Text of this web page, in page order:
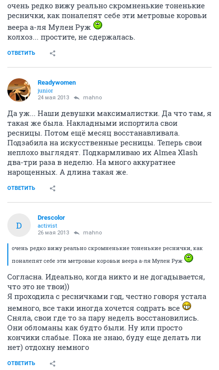
очень редко вижу реально скромненькие тоненькие
реснички, как поналепят себе эти метровые коровьи
веера а-ля Мулен Руж
колхоз... простите, не сдержалась.
ОТВЕТИТЬ
Readywomen
junior
24 мая 2013 mahno
Да уж... Наши девушки максималистки. Да что там, я
такая же была. Накладными испортила свои
ресницы. Потом ещё месяц восстанавливала.
Подзабила на искусственные ресницы. Теперь свои
неплохо выглядят. Подкармливаю их Almea Xlash
два-три раза в неделю. На много аккуратнее
нарощенных. А длина такая же.
ОТВЕТИТЬ
D
Drescolor
activist
26 мая 2013 mahno
очень редко вижу реально скромненькие тоненькие реснички, как
поналепят себе эти метровые коровьи веера а-ля Мулен Руж
Согласна. Идеально, когда никто и не догадывается,
что это не твои))
Я проходила с ресничками год, честно говоря устала
немного, все таки иногда хочется содрать все
Сняла, свои где то за пару недель восстановились.
Они обломаны как будто были. Ну или просто
кончики слабые. Пока не знаю, буду еще делать ли
нет) отдохну немного
ОТВЕТИТЬ